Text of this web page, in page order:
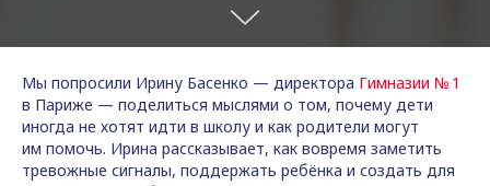
Мы попросили Ирину Басенко — директора Гимназии № 1
в Париже — поделиться мыслями о том, почему дети
иногда не хотят идти в школу и как родители могут
им помочь. Ирина рассказывает, как вовремя заметить
тревожные сигналы, поддержать ребёнка и создать для